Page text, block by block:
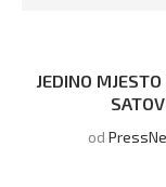
JEDINO
od